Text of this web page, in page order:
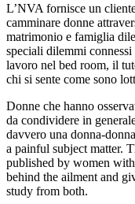
L’NVA fornisce un
camminare donne
matrimonio e famiglia
speciali dilemmi
lavoro nel bed room, il
chi si sente come sono
Donne che hanno
da condividere in
davvero una donna-
a painful subject matter.
published by women
behind the ailment and
study from both.